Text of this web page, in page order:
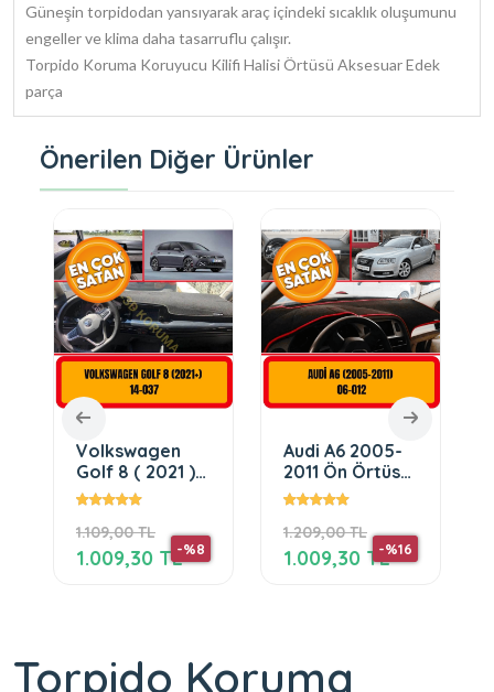
Güneşin torpidodan yansıyarak araç içindeki sıcaklık oluşumunu
engeller ve klima daha tasarruflu çalışır.
Torpido Koruma Koruyucu Kilifi Halisi Örtüsü Aksesuar Edek
parça
Önerilen Diğer Ürünler
Volkswagen
Golf 8 ( 2021 )
Ön Gögüs /
Panel / Torpido
Korumasi /
Kilifi
1.109,00 TL
-%8
1.009,30 TL
Audi A6 2005-
2011 Ön Örtüsü
Göğüs Panel
Torpido
Koruma
Koruyucu Kılıfı
1.209,00 TL
-%16
1.009,30 TL
Torpido Koruma